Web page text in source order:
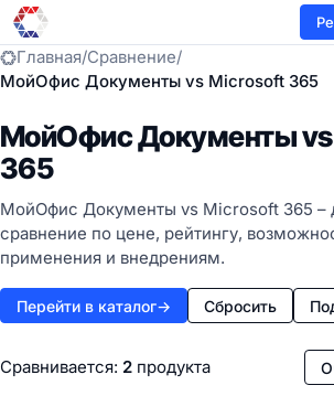
Главная/Сравнение/
МойОфис Документы vs Microsoft 365
МойОфис Документы
365
МойОфис Документы vs Microsoft 365 –
сравнение по цене, рейтингу,
применения и внедрениям.
Перейти в каталог→ Сбросить
Сравнивается: 2 продукта